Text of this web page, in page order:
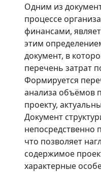
Одним из
процессе
финансами,
этим
документ, в
перечень затрат
Формируется
анализа объёмов
проекту,
Документ
непосредственно
что позволяет
содержимое
характерные